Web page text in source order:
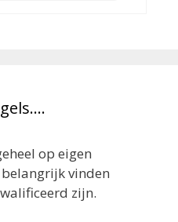
op eigen
vinden
zijn.